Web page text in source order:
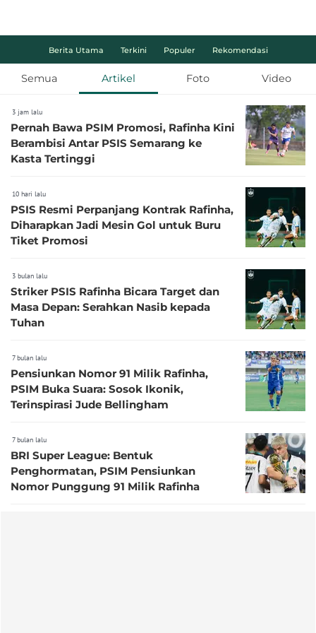
Berita Utama Terkini Populer Rekomendasi
Semua Artikel Foto Video
3 jam lalu
Pernah Bawa PSIM Promosi, Rafinha Kini
Berambisi Antar PSIS Semarang ke
Kasta Tertinggi
10 hari lalu
PSIS Resmi Perpanjang Kontrak Rafinha,
Diharapkan Jadi Mesin Gol untuk Buru
Tiket Promosi
3 bulan lalu
Striker PSIS Rafinha Bicara Target dan
Masa Depan: Serahkan Nasib kepada
Tuhan
7 bulan lalu
Pensiunkan Nomor 91 Milik Rafinha,
PSIM Buka Suara: Sosok Ikonik,
Terinspirasi Jude Bellingham
7 bulan lalu
BRI Super League: Bentuk
Penghormatan, PSIM Pensiunkan
Nomor Punggung 91 Milik Rafinha